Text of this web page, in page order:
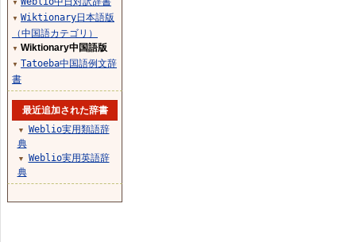
▼
▼ Wiktionary日本語版
（中国語カテゴリ）
▼ Wiktionary中国語版
▼ Tatoeba中国語例文辞
書
最近追加された辞書
▼
Weblio実用類語辞
典
▼
Weblio実用英語辞
典